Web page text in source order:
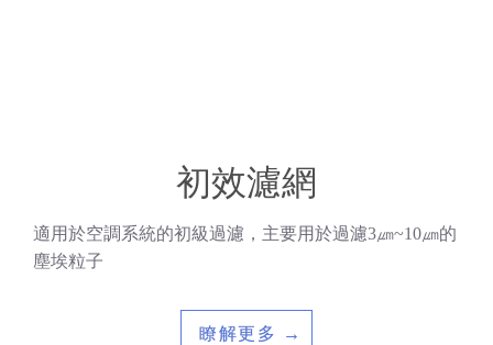
初效濾網
適用於空調系統的初級過濾，主要用於過濾3㎛~10㎛的
塵埃粒子
瞭解更多 →